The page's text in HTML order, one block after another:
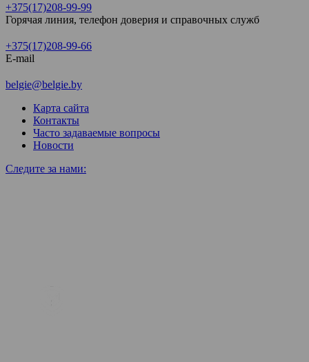
+375(17)208-99-99
Горячая линия, телефон доверия и справочных служб
+375(17)208-99-66
E-mail
belgie@belgie.by
Карта сайта
Контакты
Часто задаваемые вопросы
Новости
Следите за нами: